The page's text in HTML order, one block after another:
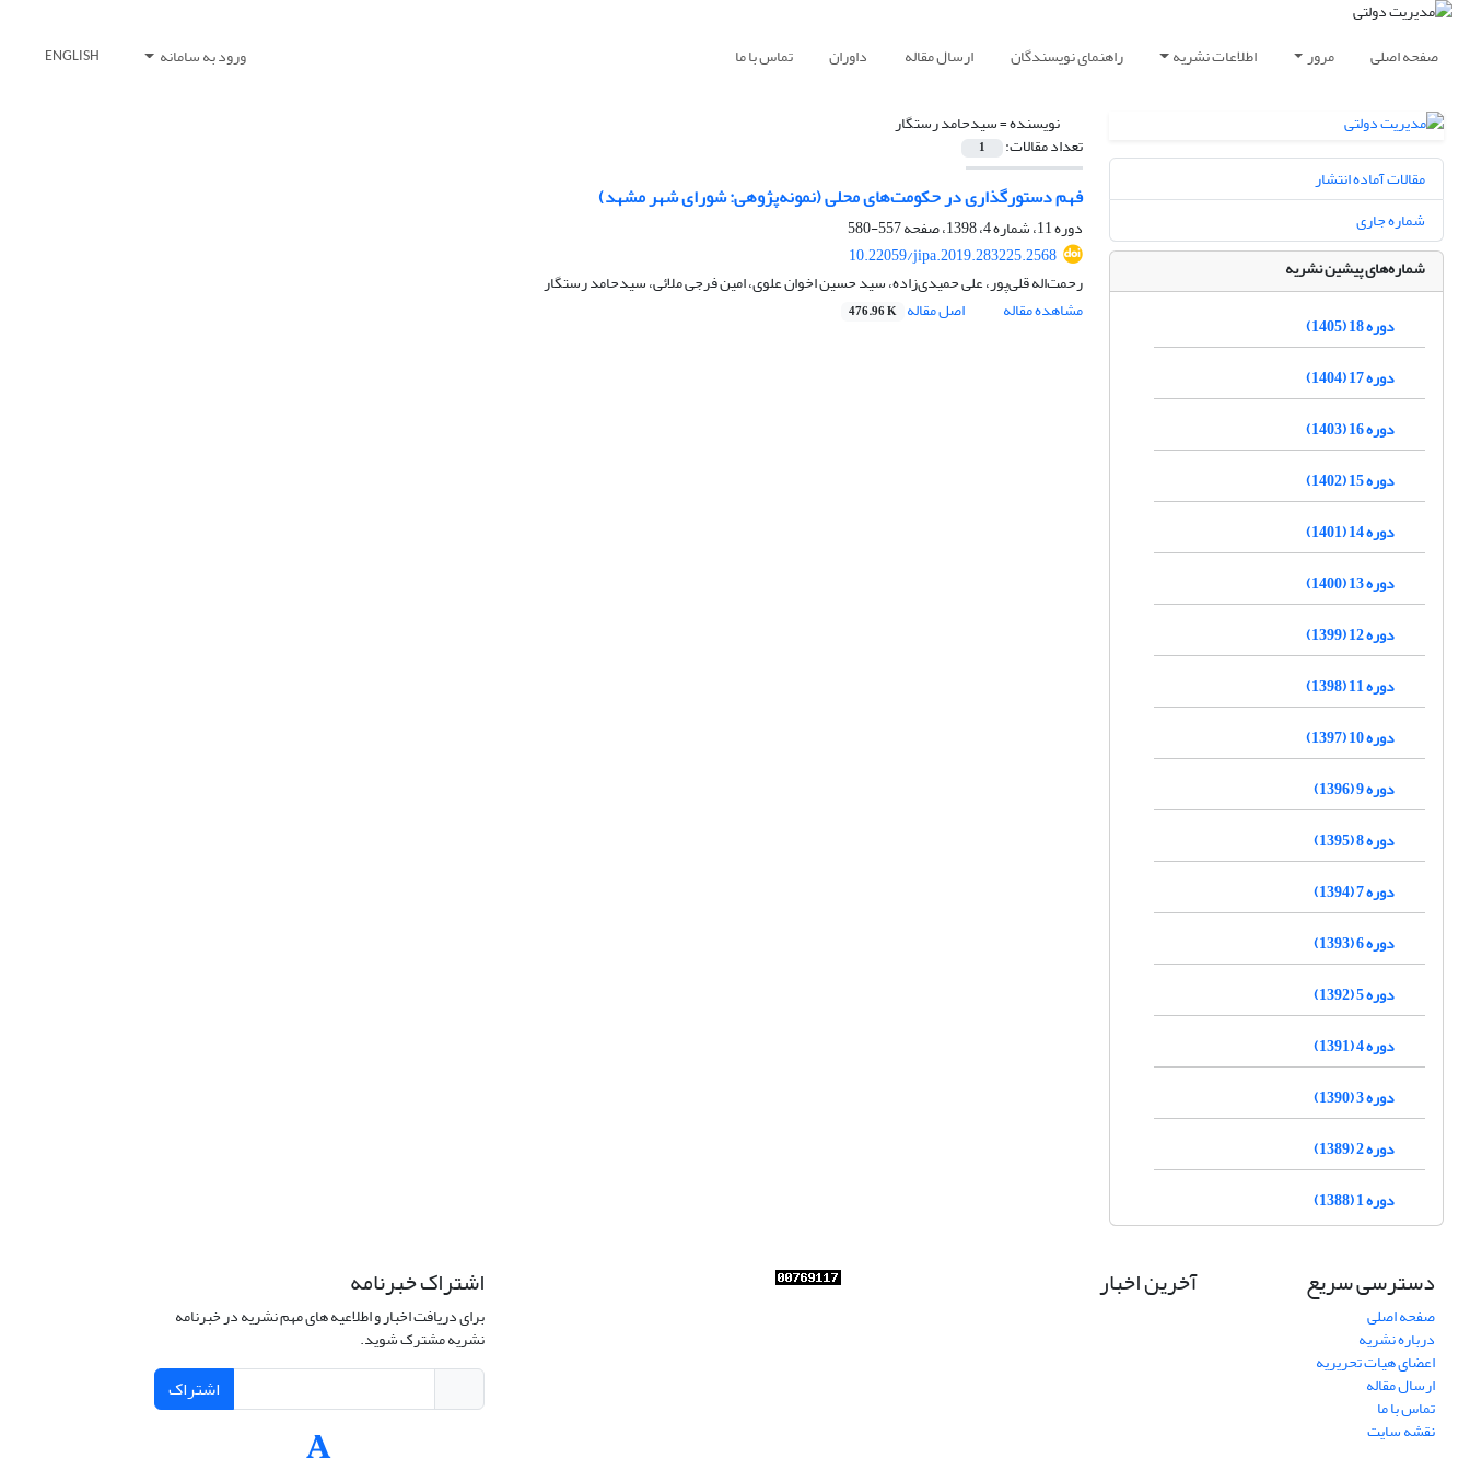
صفحه اصلی مرور اطلاعات نشریه راهنمای نویسندگان ارسال مقاله داوران تماس با ما ورود به سامانه ENGLISH
نویسنده =سیدحامد رستگار
تعداد مقالات: 1
فهم دستورگذاری در حکومت‌های محلی (نمونه‌پژوهی: شورای شهر مشهد)
دوره 11، شماره 4، 1398، صفحه
557-580
10.22059/jipa.2019.283225.2568
رحمت‌اله قلی‌پور، علی حمیدی‌زاده، سید حسین اخوان علوی، امین فرجی ملائی، سیدحامد رستگار
مشاهده مقاله
اصل مقاله 476.96 K
مقالات آماده انتشار
شماره جاری
شماره‌های پیشین نشریه
دوره 18 (1405)
دوره 17 (1404)
دوره 16 (1403)
دوره 15 (1402)
دوره 14 (1401)
دوره 13 (1400)
دوره 12 (1399)
دوره 11 (1398)
دوره 10 (1397)
دوره 9 (1396)
دوره 8 (1395)
دوره 7 (1394)
دوره 6 (1393)
دوره 5 (1392)
دوره 4 (1391)
دوره 3 (1390)
دوره 2 (1389)
دوره 1 (1388)
دسترسی سریع
صفحه اصلی
درباره نشریه
اعضای هیات تحریریه
ارسال مقاله
تماس با ما
نقشه سایت
آخرین اخبار اشتراک خبرنامه
برای دریافت اخبار و اطلاعیه های مهم نشریه در خبرنامه
نشریه مشترک شوید.
اشتراک